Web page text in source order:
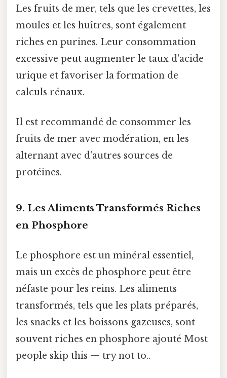
Les fruits de mer, tels que les crevettes, les
moules et les huîtres, sont également
riches en purines. Leur consommation
excessive peut augmenter le taux d'acide
urique et favoriser la formation de
calculs rénaux.
Il est recommandé de consommer les
fruits de mer avec modération, en les
alternant avec d'autres sources de
protéines.
9. Les Aliments Transformés Riches
en Phosphore
Le phosphore est un minéral essentiel,
mais un excès de phosphore peut être
néfaste pour les reins. Les aliments
transformés, tels que les plats préparés,
les snacks et les boissons gazeuses, sont
souvent riches en phosphore ajouté Most
people skip this — try not to..